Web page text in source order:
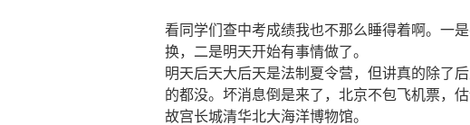
看同学们查中考成绩我也不那么睡得着啊。一
换，二是明天开始有事情做了。
明天后天大后天是法制夏令营，但讲真的除了
的都没。坏消息倒是来了，北京不包飞机票，
故宫长城清华北大海洋博物馆。